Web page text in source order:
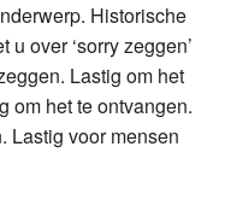
Historische
over ‘sorry zeggen’
Lastig om het
om het te ontvangen.
Lastig voor mensen